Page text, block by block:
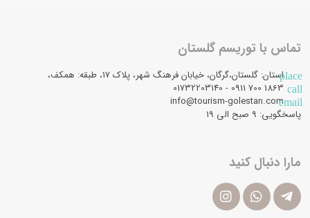
تماس با توریسم گلستان
placeاستان: گلستان،گرگان، خیابان فرهنگ شهر، پلاک 17، طبقه: همکف،
call
email
info@tourism-golestan.com
پاسخگویی: ۹ صبح الی 19
مارا دنبال کنید